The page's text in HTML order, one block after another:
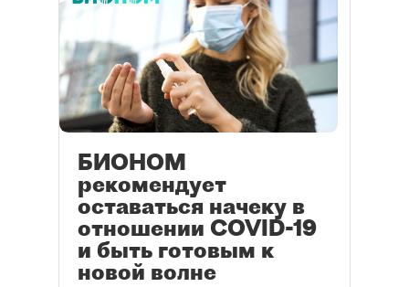
БИОНОМ
рекомендует
оставаться начеку в
отношении COVID-19
и быть готовым к
новой волне